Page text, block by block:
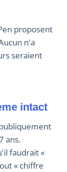
proposent
n'a
seraient
intact
ans.
faudrait «
« chiffre